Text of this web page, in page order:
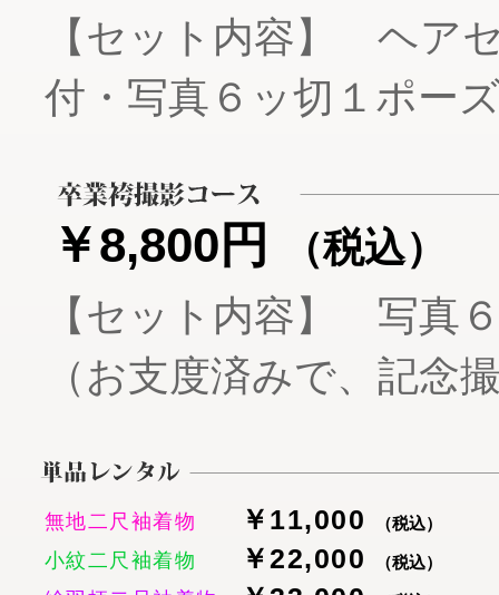
【セット内容】 ヘア
付・写真６ッ切１ポー
￥8,800円
（税込）
【セット内容】 写真
（お支度済みで、記念
無地二尺袖着物 ￥11,000 （税込）
小紋二尺袖着物 ￥22,000 （税込）